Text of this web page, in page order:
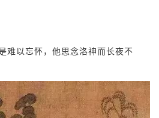
难以忘怀，他思念洛神而长夜不